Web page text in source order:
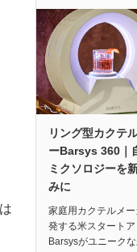
リング型カクテ
ーBarsys 360｜
ミクソロジーを
みに
家庭用カクテルメー
発する米スタート
Barsysがユニーク